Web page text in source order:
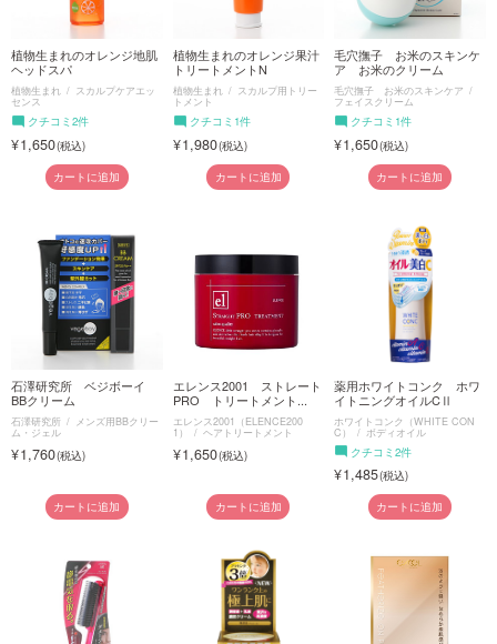
植物生まれのオレンジ地肌
ヘッドスパ
植物生まれ スカルプケアエッ
センス
クチコミ2件
1,650
カートに追加
植物生まれのオレンジ果汁
トリートメントN
植物生まれ スカルプ用トリー
トメント
クチコミ1件
1,980
カートに追加
毛穴撫子 お米のスキンケ
ア お米のクリーム
毛穴撫子 お米のスキンケア
フェイスクリーム
クチコミ1件
1,650
カートに追加
石澤研究所 ベジボーイ
BBクリーム
石澤研究所 メンズ用BBクリー
ム・ジェル
1,760
カートに追加
エレンス2001 ストレート
PRO トリートメント...
エレンス2001（ELENCE200
1） ヘアトリートメント
1,650
カートに追加
薬用ホワイトコンク ホワ
イトニングオイルCⅡ
ホワイトコンク（WHITE CON
C） ボディオイル
クチコミ2件
1,485
カートに追加